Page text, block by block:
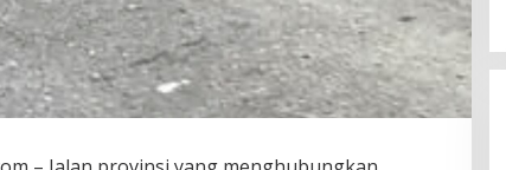
Serap Aspirasi Petani, Hj. Fadillah
Fahriana Salurkan 25 Hand
Sprayer di Desa Topejawa
Di Kabupaten Takalar, Politik |
21 Desember